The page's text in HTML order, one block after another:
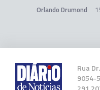
Orlando Drumond
Rua
9054-